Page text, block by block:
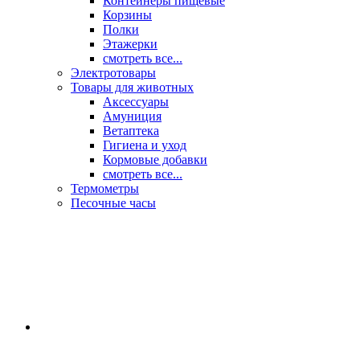
Корзины
Полки
Этажерки
смотреть все...
Электротовары
Товары для животных
Аксессуары
Амуниция
Ветаптека
Гигиена и уход
Кормовые добавки
смотреть все...
Термометры
Песочные часы